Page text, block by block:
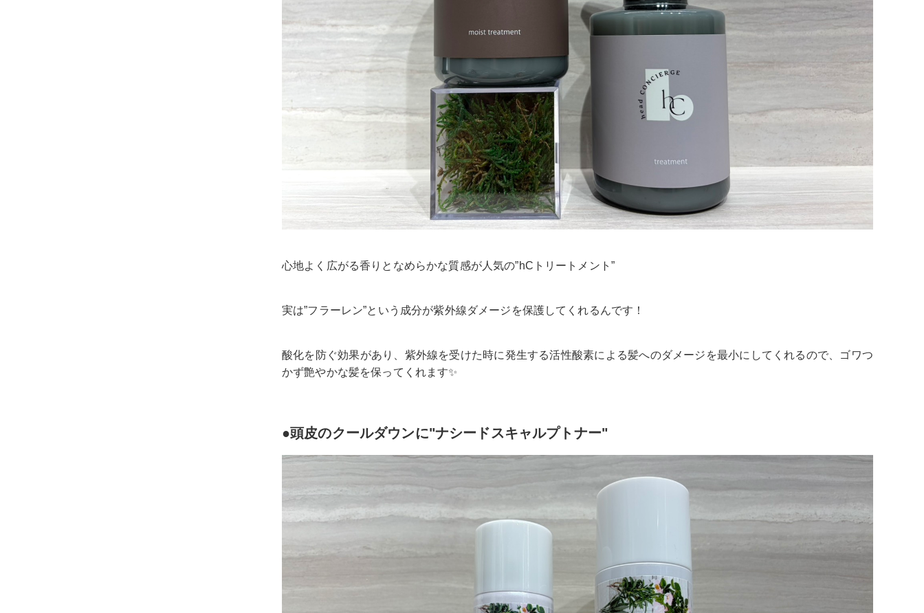
心地よく広がる香りとなめらかな質感が人気の”hCトリートメント”
実は”フラーレン”という成分が紫外線ダメージを保護してくれるんです！
酸化を防ぐ効果があり、紫外線を受けた時に発生する活性酸素による髪へのダメージを最小にしてくれるので、ゴワつ
かず艶やかな髪を保ってくれます✨
●頭皮のクールダウンに"ナシードスキャルプトナー"